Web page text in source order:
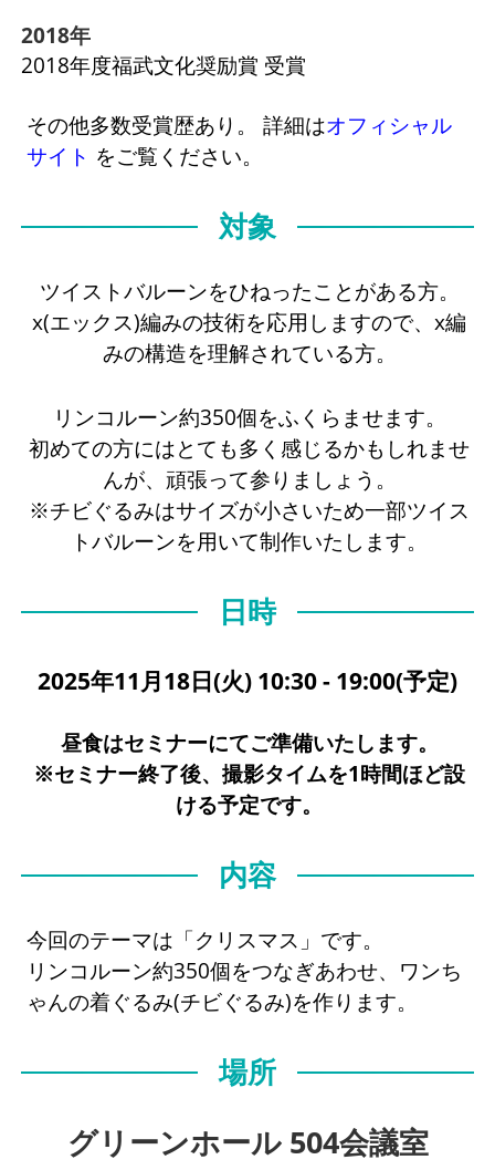
2018年
2018年度福武文化奨励賞 受賞
その他多数受賞歴あり。 詳細はオフィシャル
サイト をご覧ください。
対象
ツイストバルーンをひねったことがある方。
x(エックス)編みの技術を応用しますので、x編
みの構造を理解されている方。
リンコルーン約350個をふくらませます。
初めての方にはとても多く感じるかもしれませ
んが、頑張って参りましょう。
※チビぐるみはサイズが小さいため一部ツイス
トバルーンを用いて制作いたします。
日時
2025年11月18日(火) 10:30 - 19:00(予定)
昼食はセミナーにてご準備いたします。
※セミナー終了後、撮影タイムを1時間ほど設
ける予定です。
内容
今回のテーマは「クリスマス」です。
リンコルーン約350個をつなぎあわせ、ワンち
ゃんの着ぐるみ(チビぐるみ)を作ります。
場所
グリーンホール 504会議室